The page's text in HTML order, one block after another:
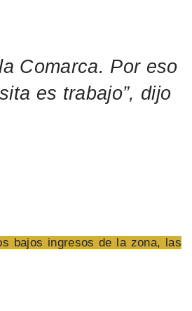
Comarca. Por eso
es trabajo”, dijo
bajos ingresos de la zona, las